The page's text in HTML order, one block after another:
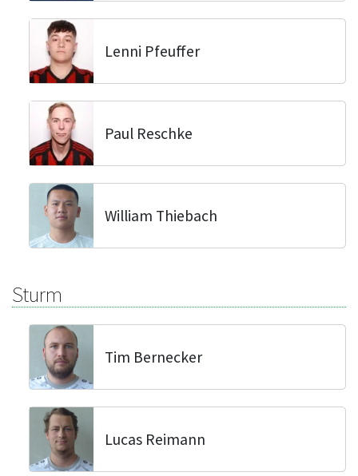
Lenni Pfeuffer
Paul Reschke
William Thiebach
Sturm
Tim Bernecker
Lucas Reimann